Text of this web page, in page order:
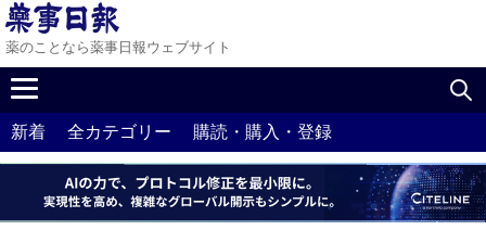
薬のことなら薬事日報ウェブサイト
新着 全カテゴリー 購読・購入・登録